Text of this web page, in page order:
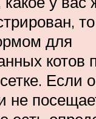
для
котов
Если
не